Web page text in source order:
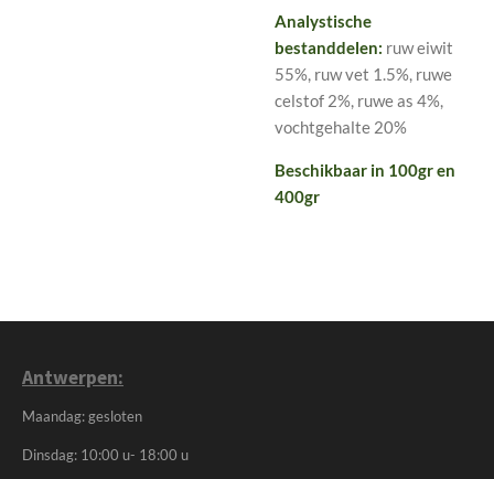
Analystische
bestanddelen: ruw eiwit
55%, ruw vet 1.5%, ruwe
celstof 2%, ruwe as 4%,
vochtgehalte 20%
Beschikbaar in 100gr en
400gr
Antwerpen:
Maandag: gesloten
Dinsdag: 10:00 u- 18:00 u